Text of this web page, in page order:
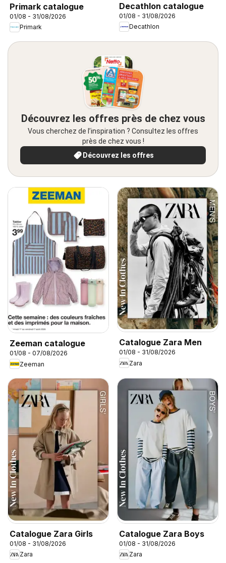
Primark catalogue
01/08 - 31/08/2026
Primark
Decathlon catalogue
01/08 - 31/08/2026
Decathlon
Découvrez les offres près de chez vous
Vous cherchez de l’inspiration ? Consultez les offres
près de chez vous !
Découvrez les offres
Zeeman catalogue
01/08 - 07/08/2026
Zeeman
Catalogue Zara Men
01/08 - 31/08/2026
Zara
Catalogue Zara Girls
01/08 - 31/08/2026
Zara
Catalogue Zara Boys
01/08 - 31/08/2026
Zara